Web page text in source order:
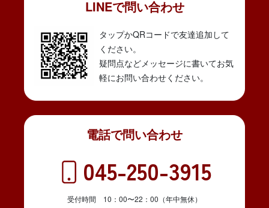
LINEで問い合わせ
タップかQRコードで友達追加して
ください。
疑問点などメッセージに書いてお気
軽にお問い合わせください。
電話で問い合わせ
045-250-3915
受付時間 10：00〜22：00（年中無休）